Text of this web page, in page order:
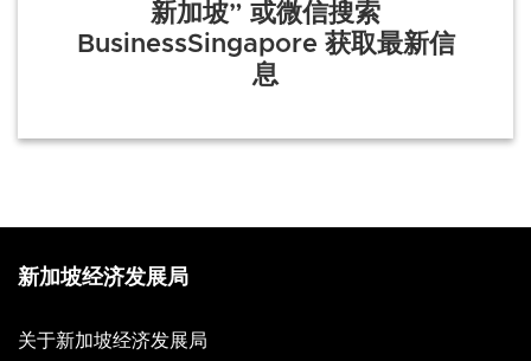
新加坡” 或微信搜索
BusinessSingapore 获取最新信
息
新加坡经济发展局
关于新加坡经济发展局